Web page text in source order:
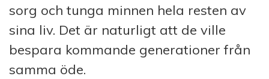
sorg och tunga minnen hela resten av
sina liv. Det är naturligt att de ville
bespara kommande gene­rationer från
samma öde.